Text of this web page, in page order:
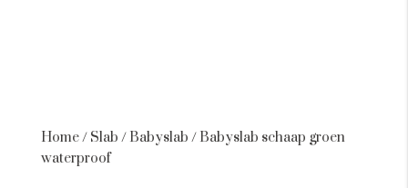
Home/ Slab / Babyslab / Babyslab schaap groen
waterproof